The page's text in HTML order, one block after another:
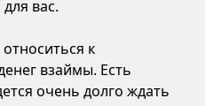
вас.
к
взаймы. Есть
очень долго ждать